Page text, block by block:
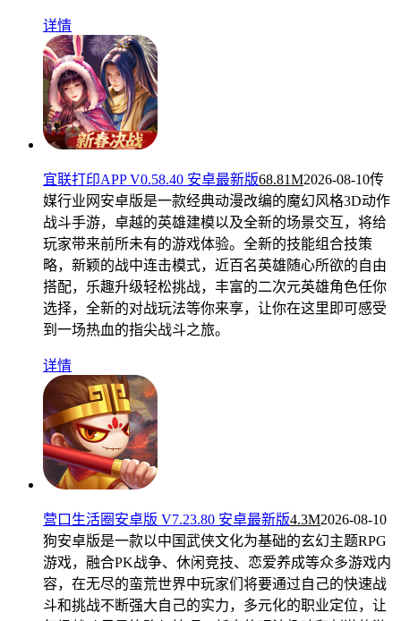
详情
宜联打印APP V0.58.40 安卓最新版68.81M2026-08-10传
媒行业网安卓版是一款经典动漫改编的魔幻风格3D动作
战斗手游，卓越的英雄建模以及全新的场景交互，将给
玩家带来前所未有的游戏体验。全新的技能组合技策
略，新颖的战中连击模式，近百名英雄随心所欲的自由
搭配，乐趣升级轻松挑战，丰富的二次元英雄角色任你
选择，全新的对战玩法等你来享，让你在这里即可感受
到一场热血的指尖战斗之旅。
详情
营口生活圈安卓版 V7.23.80 安卓最新版4.3M2026-08-10
狗安卓版是一款以中国武侠文化为基础的玄幻主题RPG
游戏，融合PK战争、休闲竞技、恋爱养成等众多游戏内
容，在无尽的蛮荒世界中玩家们将要通过自己的快速战
斗和挑战不断强大自己的实力，多元化的职业定位，让